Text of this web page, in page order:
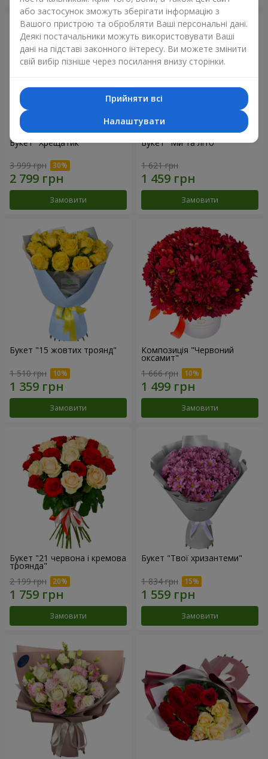
Букет "Хрещатик"
3 999 грн
Замовити
Букет "Ми та літо"
1 621 грн
Замовити
Букет "15 жовтих троянд"
1 510 грн
Замовити
Композиція "Червоний
оксамит"
1 666 грн
Замовити
Букет "21 червона і кремова
троянда"
2 199 грн
Замовити
Букет "Твої хризантеми"
1 834 грн
Замовити
або застосунок зможуть зберігати інформацію з
Вашого пристрою та обробляти Ваші персональні дані.
Деякі постачальники можуть використовувати Ваші
дані на підставі законного інтересу. Ви можете змінити
свій вибір пізніше через посилання внизу сторінки.
Прийняти всі
Налаштувати